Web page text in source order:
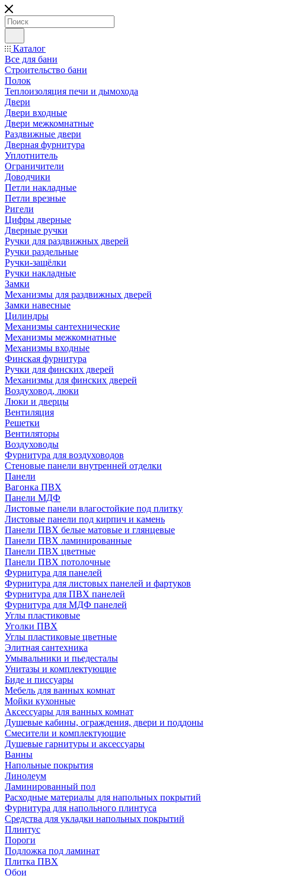
Каталог
Все для бани
Строительство бани
Полок
Теплоизоляция печи и дымохода
Двери
Двери входные
Двери межкомнатные
Раздвижные двери
Дверная фурнитура
Уплотнитель
Ограничители
Доводчики
Петли накладные
Петли врезные
Ригели
Цифры дверные
Дверные ручки
Ручки для раздвижных дверей
Ручки раздельные
Ручки-защёлки
Ручки накладные
Замки
Механизмы для раздвижных дверей
Замки навесные
Цилиндры
Механизмы сантехнические
Механизмы межкомнатные
Механизмы входные
Финская фурнитура
Ручки для финских дверей
Механизмы для финских дверей
Воздуховод, люки
Люки и дверцы
Вентиляция
Решетки
Вентиляторы
Воздуховоды
Фурнитура для воздуховодов
Стеновые панели внутренней отделки
Панели
Вагонка ПВХ
Панели МДФ
Листовые панели влагостойкие под плитку
Листовые панели под кирпич и камень
Панели ПВХ белые матовые и глянцевые
Панели ПВХ ламинированные
Панели ПВХ цветные
Панели ПВХ потолочные
Фурнитура для панелей
Фурнитура для листовых панелей и фартуков
Фурнитура для ПВХ панелей
Фурнитура для МДФ панелей
Углы пластиковые
Уголки ПВХ
Углы пластиковые цветные
Элитная сантехника
Умывальники и пьедесталы
Унитазы и комплектующие
Биде и писсуары
Мебель для ванных комнат
Мойки кухонные
Аксессуары для ванных комнат
Душевые кабины, ограждения, двери и поддоны
Смесители и комплектующие
Душевые гарнитуры и аксессуары
Ванны
Напольные покрытия
Линолеум
Ламинированный пол
Расходные материалы для напольных покрытий
Фурнитура для напольного плинтуса
Средства для укладки напольных покрытий
Плинтус
Пороги
Подложка под ламинат
Плитка ПВХ
Обои